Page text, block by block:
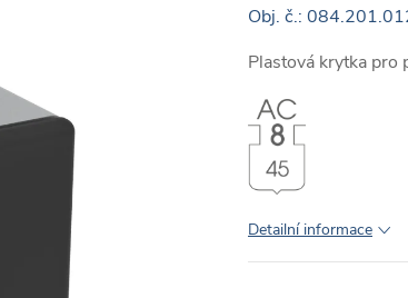
Obj. č.:
Plastová krytka
Detailní informace